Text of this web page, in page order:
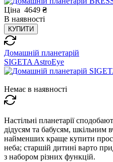
Ціна 4649 ₴
В наявності
КУПИТИ
Домашній планетарій
SIGETA AstroEye
Немає в наявності
Настільні планетарії
дідусям та бабусям, шкільним
найменших краще купити
неба; старшій дитині варто
з набором різних функцій.